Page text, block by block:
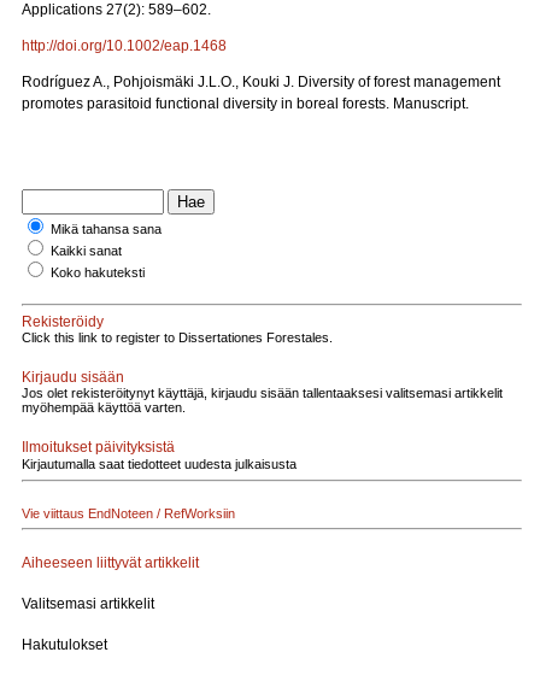
Applications 27(2): 589–602.
http://doi.org/10.1002/eap.1468
Rodríguez A., Pohjoismäki J.L.O., Kouki J. Diversity of forest management
promotes parasitoid functional diversity in boreal forests. Manuscript.
Mikä tahansa sana
Kaikki sanat
Koko hakuteksti
Rekisteröidy
Click this link to register to Dissertationes Forestales.
Kirjaudu sisään
Jos olet rekisteröitynyt käyttäjä, kirjaudu sisään tallentaaksesi valitsemasi artikkelit
myöhempää käyttöä varten.
Ilmoitukset päivityksistä
Kirjautumalla saat tiedotteet uudesta julkaisusta
Vie viittaus EndNoteen / RefWorksiin
Aiheeseen liittyvät artikkelit
Valitsemasi artikkelit
Hakutulokset